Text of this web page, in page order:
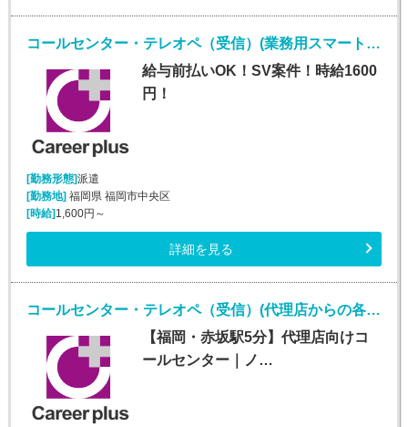
コールセンター・テレオペ（受信）(業務用スマートフォンに関する紛失等問い合わせ窓口)
給与前払いOK！SV案件！時給1600
円！
[勤務形態]派遣
[勤務地] 福岡県 福岡市中央区
[時給] 1,600円～
詳細を見る
コールセンター・テレオペ（受信）(代理店からの各種問合せ電話対応業務)
【福岡・赤坂駅5分】代理店向けコ
ールセンター｜ノ…